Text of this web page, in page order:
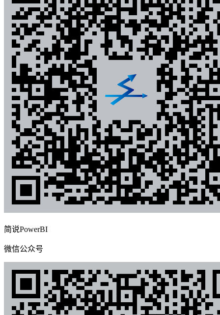
简说PowerBI
微信公众号